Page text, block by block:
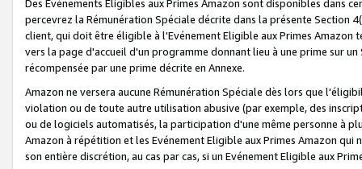
Des Evénements Eligibles aux Primes Amazon sont disponibles dans
percevrez la Rémunération Spéciale décrite dans la présente Section
client, qui doit être éligible à l'Evénement Eligible aux Primes Amazon
vers la page d'accueil d'un programme donnant lieu à une prime sur
récompensée par une prime décrite en Annexe.
Amazon ne versera aucune Rémunération Spéciale dès lors que
violation ou de toute autre utilisation abusive (par exemple, des
ou de logiciels automatisés, la participation d'une même personne à
Amazon à répétition et les Evénement Eligible aux Primes Amazon qui
son entière discrétion, au cas par cas, si un Evénement Eligible aux